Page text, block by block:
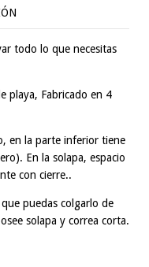
todo lo que necesitas
playa, Fabricado en 4
en la parte inferior tiene
En la solapa, espacio
con cierre..
puedas colgarlo de
solapa y correa corta.